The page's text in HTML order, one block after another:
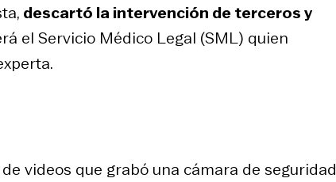
descartó la intervención de terceros y
el Servicio Médico Legal (SML) quien
videos que grabó una cámara de seguridad